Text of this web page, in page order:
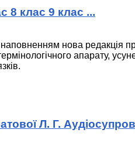
8 клас 9 клас ...
нова редакція
апарату,
Л. Г.